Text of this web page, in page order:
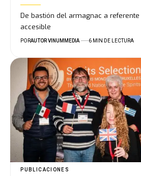
De bastión del armagnac a
accesible
PORAUTOR VINUMMEDIA 6 MIN DE LECTURA
PUBLICACIONES